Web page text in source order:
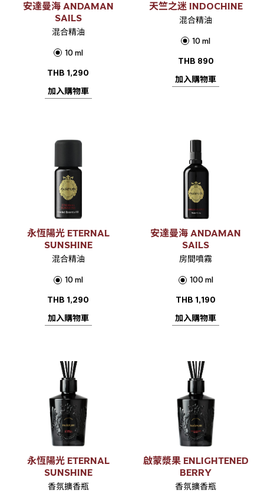
安達曼海 ANDAMAN
SAILS
混合精油
10 ml
THB 1,290
加入購物車
天竺之迷 INDOCHINE
混合精油
10 ml
THB 890
加入購物車
永恆陽光 ETERNAL
SUNSHINE
混合精油
10 ml
THB 1,290
加入購物車
安達曼海 ANDAMAN
SAILS
房間噴霧
100 ml
THB 1,190
加入購物車
永恆陽光 ETERNAL
SUNSHINE
香氛擴香瓶
啟蒙漿果 ENLIGHTENED
BERRY
香氛擴香瓶